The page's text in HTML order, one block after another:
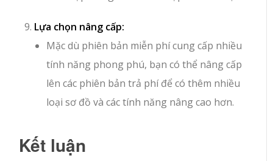
Lựa chọn nâng cấp:
Mặc dù phiên bản miễn phí cung cấp nhiều
tính năng phong phú, bạn có thể nâng cấp
lên các phiên bản trả phí để có thêm nhiều
loại sơ đồ và các tính năng nâng cao hơn.
Kết luận